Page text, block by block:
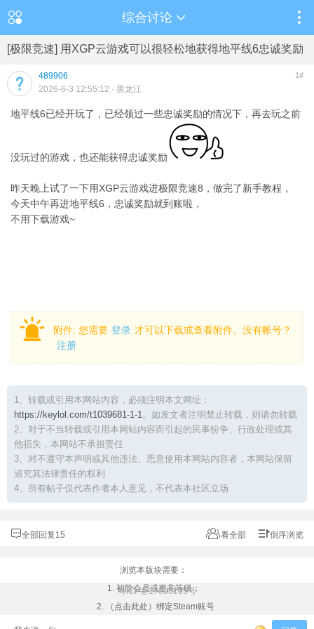
综合讨论
[极限竞速] 用XGP云游戏可以很轻松地获得地平线6忠诚奖励
489906 1#
2026-6-3 12:55:12 · 黑龙江
地平线6已经开玩了，已经领过一些忠诚奖励的情况下，再去玩之前
没玩过的游戏，也还能获得忠诚奖励
昨天晚上试了一下用XGP云游戏进极限竞速8，做完了新手教程，
今天中午再进地平线6，忠诚奖励就到账啦，
不用下载游戏~
附件: 您需要 登录 才可以下载或查看附件。没有帐号？
注册
1、转载或引用本网站内容，必须注明本文网址：
https://keylol.com/t1039681-1-1。如发文者注明禁止转载，则请勿转载
2、对于不当转载或引用本网站内容而引起的民事纷争、行政处理或其
他损失，本网站不承担责任
3、对不遵守本声明或其他违法、恶意使用本网站内容者，本网站保留
追究其法律责任的权利
4、所有帖子仅代表作者本人意见，不代表本社区立场
全部回复15 看全部 倒序浏览
浏览本版块需要：
1. 初阶会员或更高等级；
2. （点击此处）绑定Steam账号
粤ICP备17068105号